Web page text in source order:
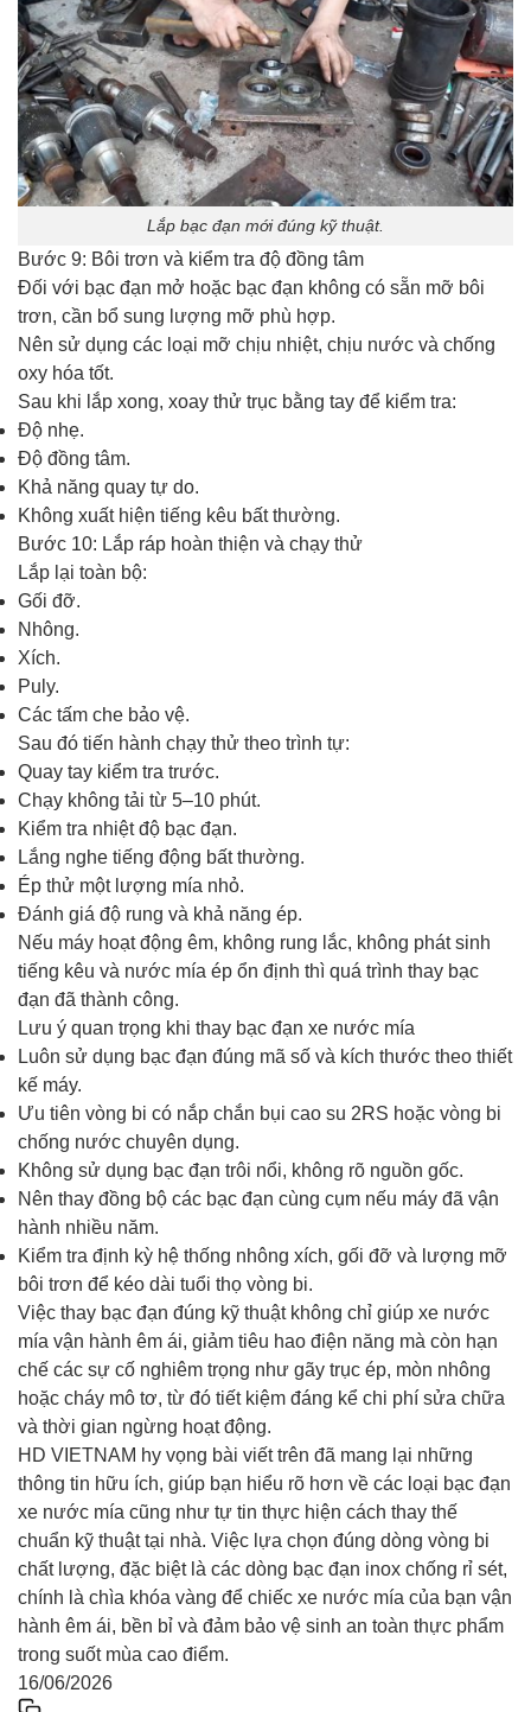
Lắp bạc đạn mới đúng kỹ thuật.
Bước 9: Bôi trơn và kiểm tra độ đồng tâm
Đối với bạc đạn mở hoặc bạc đạn không có sẵn mỡ bôi
trơn, cần bổ sung lượng mỡ phù hợp.
Nên sử dụng các loại mỡ chịu nhiệt, chịu nước và chống
oxy hóa tốt.
Sau khi lắp xong, xoay thử trục bằng tay để kiểm tra:
Độ nhẹ.
Độ đồng tâm.
Khả năng quay tự do.
Không xuất hiện tiếng kêu bất thường.
Bước 10: Lắp ráp hoàn thiện và chạy thử
Lắp lại toàn bộ:
Gối đỡ.
Nhông.
Xích.
Puly.
Các tấm che bảo vệ.
Sau đó tiến hành chạy thử theo trình tự:
Quay tay kiểm tra trước.
Chạy không tải từ 5–10 phút.
Kiểm tra nhiệt độ bạc đạn.
Lắng nghe tiếng động bất thường.
Ép thử một lượng mía nhỏ.
Đánh giá độ rung và khả năng ép.
Nếu máy hoạt động êm, không rung lắc, không phát sinh
tiếng kêu và nước mía ép ổn định thì quá trình thay bạc
đạn đã thành công.
Lưu ý quan trọng khi thay bạc đạn xe nước mía
Luôn sử dụng bạc đạn đúng mã số và kích thước theo thiết
kế máy.
Ưu tiên vòng bi có nắp chắn bụi cao su 2RS hoặc vòng bi
chống nước chuyên dụng.
Không sử dụng bạc đạn trôi nổi, không rõ nguồn gốc.
Nên thay đồng bộ các bạc đạn cùng cụm nếu máy đã vận
hành nhiều năm.
Kiểm tra định kỳ hệ thống nhông xích, gối đỡ và lượng mỡ
bôi trơn để kéo dài tuổi thọ vòng bi.
Việc thay bạc đạn đúng kỹ thuật không chỉ giúp xe nước
mía vận hành êm ái, giảm tiêu hao điện năng mà còn hạn
chế các sự cố nghiêm trọng như gãy trục ép, mòn nhông
hoặc cháy mô tơ, từ đó tiết kiệm đáng kể chi phí sửa chữa
và thời gian ngừng hoạt động.
HD VIETNAM hy vọng bài viết trên đã mang lại những
thông tin hữu ích, giúp bạn hiểu rõ hơn về các loại bạc đạn
xe nước mía cũng như tự tin thực hiện cách thay thế
chuẩn kỹ thuật tại nhà. Việc lựa chọn đúng dòng vòng bi
chất lượng, đặc biệt là các dòng bạc đạn inox chống rỉ sét,
chính là chìa khóa vàng để chiếc xe nước mía của bạn vận
hành êm ái, bền bỉ và đảm bảo vệ sinh an toàn thực phẩm
trong suốt mùa cao điểm.
16/06/2026